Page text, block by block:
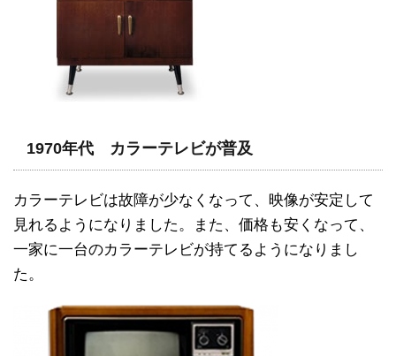
1970年代 カラーテレビが普及
カラーテレビは故障が少なくなって、映像が安定して
見れるようになりました。また、価格も安くなって、
一家に一台のカラーテレビが持てるようになりまし
た。